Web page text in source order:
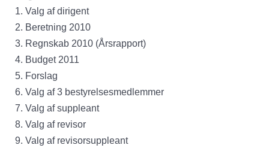
1. Valg af dirigent
2. Beretning 2010
3. Regnskab 2010 (Årsrapport)
4. Budget 2011
5. Forslag
6. Valg af 3 bestyrelsesmedlemmer
7. Valg af suppleant
8. Valg af revisor
9. Valg af revisorsuppleant